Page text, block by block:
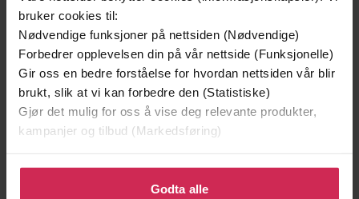
bruker cookies til:
Nødvendige funksjoner på nettsiden (Nødvendige)
Forbedrer opplevelsen din på vår nettside (Funksjonelle)
Gir oss en bedre forståelse for hvordan nettsiden vår blir
brukt, slik at vi kan forbedre den (Statistiske)
Gjør det mulig for oss å vise deg relevante produkter,
kampanjer og tilbud (Markedsføring)
Klikk på «Godta alle» for å gi oss ditt samtykke til å
bruke cookies for alle disse formålene. Du kan også
Godta alle
129,-